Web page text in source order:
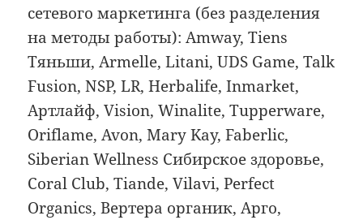
сетевого маркетинга (без разделения
на методы работы): Amway, Tiens
Тяньши, Armelle, Litani, UDS Game, Talk
Fusion, NSP, LR, Herbalife, Inmarket,
Артлайф, Vision, Winalite, Тupperware,
Oriflame, Avon, Mary Kay, Faberlic,
Siberian Wellness Сибирское здоровье,
Coral Club, Tiande, Vilavi, Perfect
Organics, Вертера органик, Арго,